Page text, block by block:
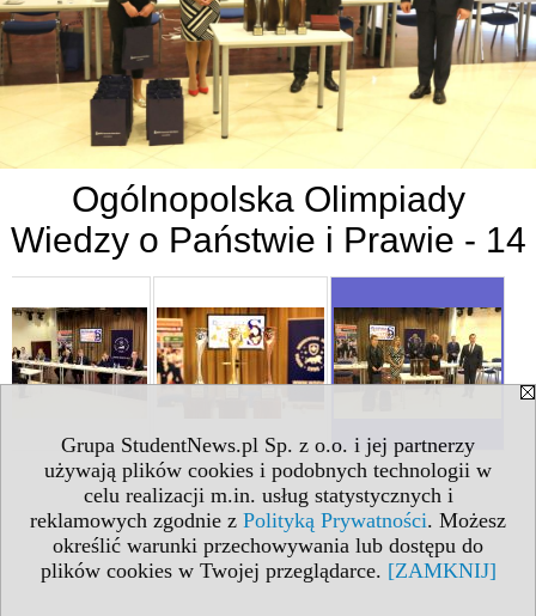
Grupa StudentNews.pl Sp. z o.o. i jej partnerzy
używają plików cookies i podobnych technologii w
celu realizacji m.in. usług statystycznych i
reklamowych zgodnie z Polityką Prywatności. Możesz
określić warunki przechowywania lub dostępu do
plików cookies w Twojej przeglądarce. [ZAMKNIJ]
Ogólnopolska Olimpiady
Wiedzy o Państwie i Prawie - 14